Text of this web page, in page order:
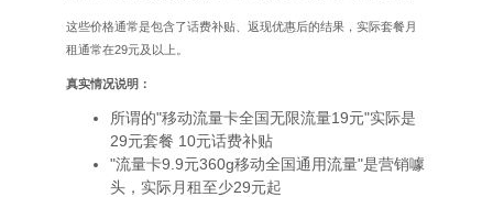
这些价格通常是包含了话费补贴、返现优惠后的结果，实际套餐月
租通常在29元及以上。
真实情况说明：
所谓的"移动流量卡全国无限流量19元"实际是
29元套餐 10元话费补贴
"流量卡9.9元360g移动全国通用流量"是营销噱
头，实际月租至少29元起